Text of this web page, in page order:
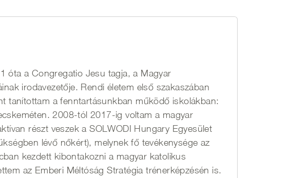
óta a Congregatio Jesu tagja, a Magyar
irodavezetője. Rendi életem első szakaszában
tanítottam a fenntartásunkban működő iskolákban:
2008-tól 2017-ig voltam a magyar
részt veszek a SOLWODI Hungary Egyesület
lévő nőkért), melynek fő tevékenysége az
kezdett kibontakozni a magyar katolikus
az Emberi Méltóság Stratégia trénerképzésén is.